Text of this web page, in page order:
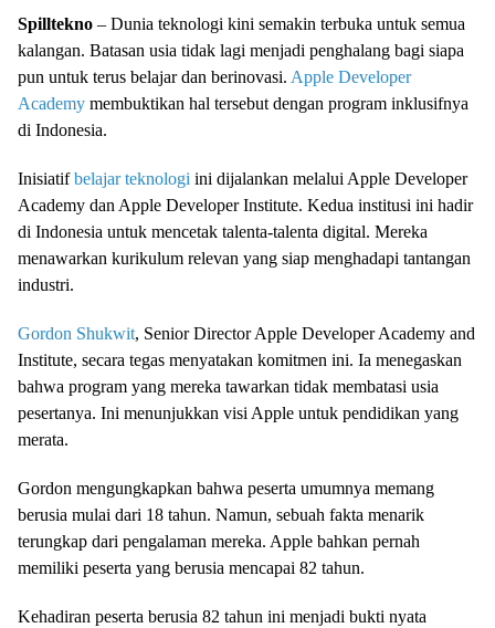
Spilltekno – Dunia teknologi kini semakin terbuka untuk semua
kalangan. Batasan usia tidak lagi menjadi penghalang bagi siapa
pun untuk terus belajar dan berinovasi. Apple Developer
Academy membuktikan hal tersebut dengan program inklusifnya
di Indonesia.
Inisiatifbelajar teknologi ini dijalankan melalui Apple Developer
Academy dan Apple Developer Institute. Kedua institusi ini hadir
di Indonesia untuk mencetak talenta-talenta digital. Mereka
menawarkan kurikulum relevan yang siap menghadapi tantangan
industri.
Gordon Shukwit, Senior Director Apple Developer Academy and
Institute, secara tegas menyatakan komitmen ini. Ia menegaskan
bahwa program yang mereka tawarkan tidak membatasi usia
pesertanya. Ini menunjukkan visi Apple untuk pendidikan yang
merata.
Gordon mengungkapkan bahwa peserta umumnya memang
berusia mulai dari 18 tahun. Namun, sebuah fakta menarik
terungkap dari pengalaman mereka. Apple bahkan pernah
memiliki peserta yang berusia mencapai 82 tahun.
Kehadiran peserta berusia 82 tahun ini menjadi bukti nyata